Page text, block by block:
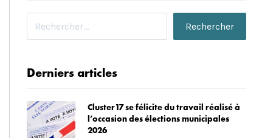
Derniers articles
Cluster17 se félicite du travail réalisé à
l’occasion des élections municipales
2026